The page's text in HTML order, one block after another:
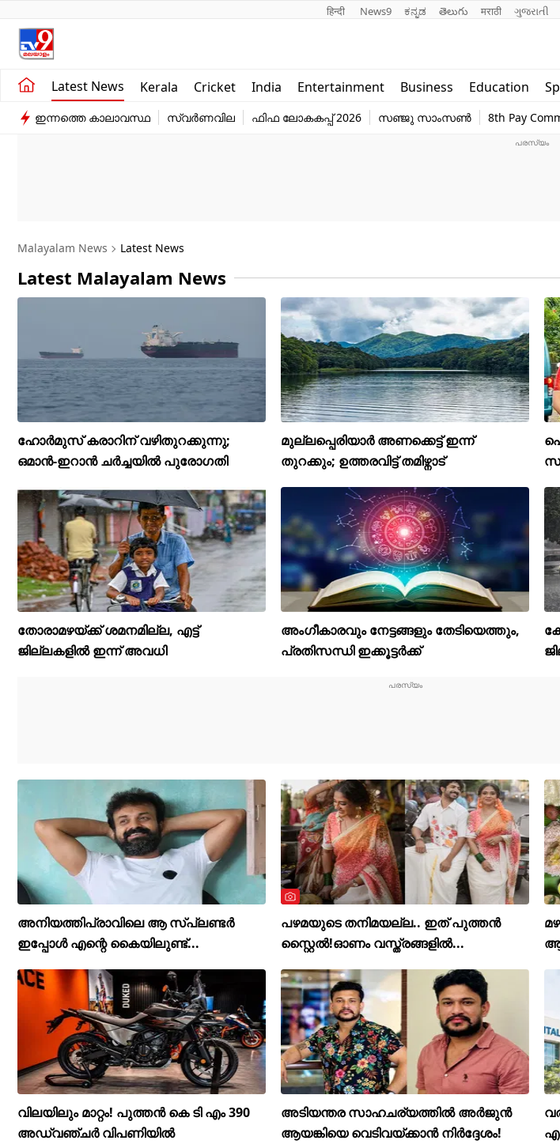
हिन्दी News9 ಕನ್ನಡ తెలుగు मराठी ગુજરાતી
Latest News Kerala Cricket India Entertainment Business Education
Kerala
India
Education
world
ഇന്നത്തെ കാലാവസ്ഥ സ്വർണവില ഫിഫ ലോകകപ്പ് 2026 സഞ്ജു സാംസൺ 8th Pay
Malayalam News Latest News
Latest Malayalam News
ഹോർമുസ് കരാറിന് വഴിതുറക്കുന്നു;
ഒമാൻ-ഇറാൻ ചർച്ചയിൽ പുരോഗതി
മുല്ലപ്പെരിയാർ അണക്കെട്ട് ഇന്ന്
തുറക്കും; ഉത്തരവിട്ട് തമിഴ്നാട്
തോരാമഴയ്ക്ക് ശമനമില്ല, എട്ട്
ജില്ലകളിൽ ഇന്ന് അവധി
അംഗീകാരവും നേട്ടങ്ങളും തേടിയെത്തും,
പ്രതിസന്ധി ഇക്കൂട്ടർക്ക്
അനിയത്തിപ്രാവിലെ ആ സ്പ്ലണ്ടർ
ഇപ്പോൾ എന്റെ കൈയിലുണ്ട്...
പഴമയുടെ തനിമയല്ല.. ഇത് പുത്തൻ
സ്റ്റൈൽ!ഓണം വസ്ത്രങ്ങളിൽ...
വിലയിലും മാറ്റം! പുത്തൻ കെ ടി എം 390
അഡ്വഞ്ചർ വിപണിയിൽ
അടിയന്തര സാഹചര്യത്തിൽ അർജുൻ
ആയങ്കിയെ വെടിവയ്ക്കാൻ നിർദ്ദേശം!